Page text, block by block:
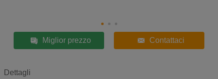
Miglior prezzo Contattaci
Dettagli